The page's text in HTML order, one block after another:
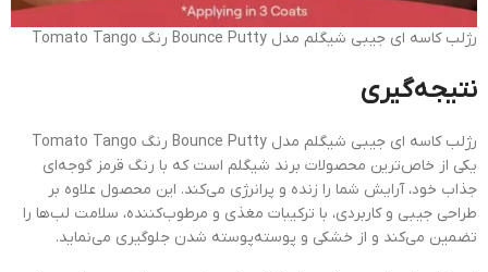
رژلب کاسه ای جیبی شیگلم مدل Bounce Putty رنگ Tomato Tango
نتیجه‌گیری
رژلب کاسه ای جیبی شیگلم مدل Bounce Putty رنگ Tomato Tango
یکی از خاص‌ترین محصولات برند شیگلم است که با رنگ قرمز گوجه‌ای
جذاب خود، آرایش شما را زنده و پرانرژی می‌کند. این محصول علاوه بر
طراحی جیبی و کاربردی، با ترکیبات مغذی و مرطوب‌کننده، سلامت لب‌ها را
تضمین می‌کند و از خشکی و پوسته‌پوسته شدن جلوگیری می‌نماید.